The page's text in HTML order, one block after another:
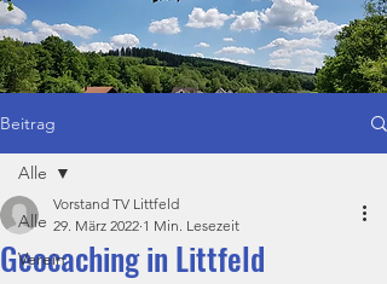
Spender werden
Beitrag
Alle
Verein
Alle
Geocaching in Littfeld
Vorstand TV Littfeld
29. März 2022 1 Min. Lesezeit